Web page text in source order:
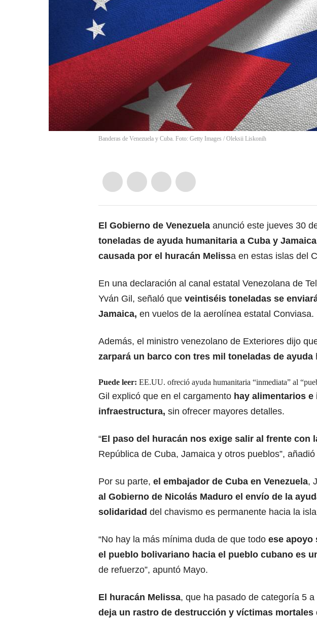
Banderas de Venezuela y Cuba. Foto: Getty Images / Oleksii Liskonih
El Gobierno de Venezuela anunció este jueves 30
toneladas de ayuda humanitaria a Cuba y
causada por el huracán Melissa en estas islas del
En una declaración al canal estatal Venezolana de
Yván Gil, señaló que veintiséis toneladas se
Jamaica, en vuelos de la aerolínea estatal Conviasa.
Además, el ministro venezolano de Exteriores dijo
zarpará un barco con tres mil toneladas de ayuda
Puede leer: EE.UU. ofreció ayuda humanitaria “inmediata” al
Gil explicó que en el cargamento hay alimentarios
infraestructura, sin ofrecer mayores detalles.
“El paso del huracán nos exige salir al frente con
República de Cuba, Jamaica y otros pueblos”,
Por su parte, el embajador de Cuba en Venezuela,
al Gobierno de Nicolás Maduro el envío de la
solidaridad del chavismo es permanente hacia la
“No hay la más mínima duda de que todo ese apoyo
el pueblo bolivariano hacia el pueblo cubano es
de refuerzo”, apuntó Mayo.
El huracán Melissa, que ha pasado de categoría 5
deja un rastro de destrucción y víctimas mortales